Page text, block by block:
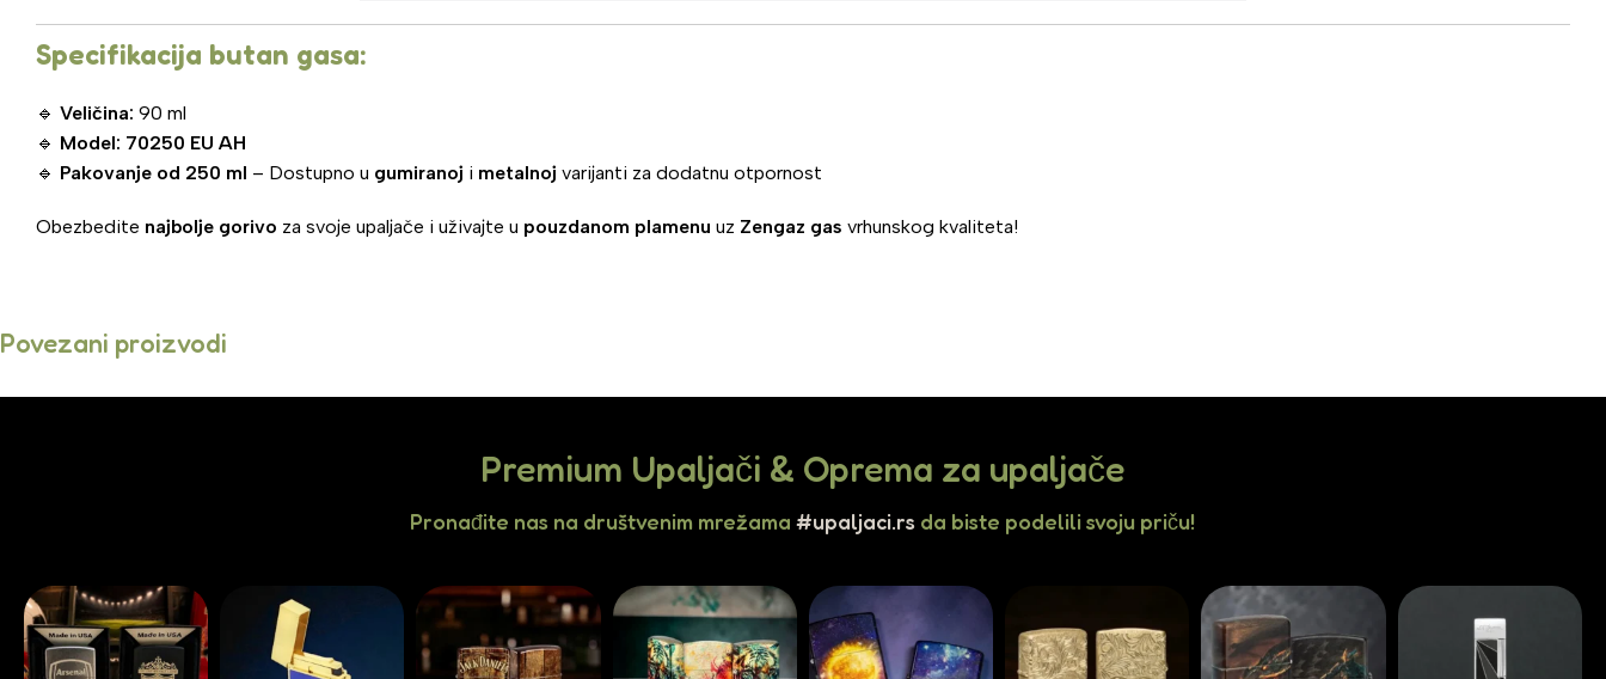
Specifikacija butan gasa:
🔹 Veličina: 90 ml
🔹 Model: 70250 EU AH
🔹 Pakovanje od 250 ml – Dostupno u gumiranoj i metalnoj varijanti za dodatnu otpornost
Obezbedite najbolje gorivo za svoje upaljače i uživajte u pouzdanom plamenu uz Zengaz gas vrhunskog kvaliteta!
Povezani proizvodi
Premium Upaljači & Oprema za upaljače
Pronađite nas na društvenim mrežama#upaljaci.rs da biste podelili svoju priču!